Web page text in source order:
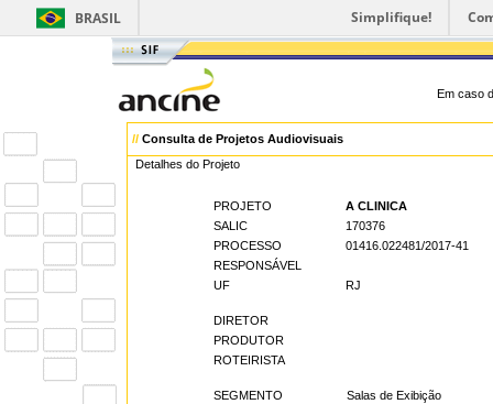
BRASIL Simplifique!
Em caso
// Consulta de Projetos Audiovisuais
Detalhes do Projeto
PROJETO
A CLINICA
SALIC
170376
PROCESSO
01416.022481/2017-41
RESPONSÁVEL
UF
RJ
DIRETOR
PRODUTOR
ROTEIRISTA
SEGMENTO
Salas de Exibição